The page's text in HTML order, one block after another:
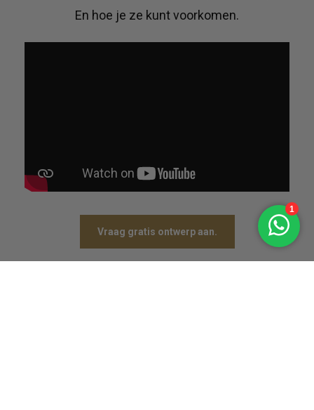
En hoe je ze kunt voorkomen.
Vraag gratis ontwerp aan.